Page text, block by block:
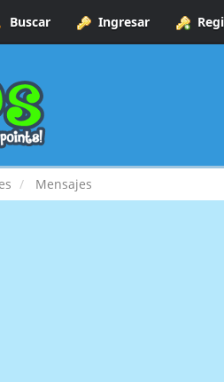
Buscar Ingresar
Mensajes